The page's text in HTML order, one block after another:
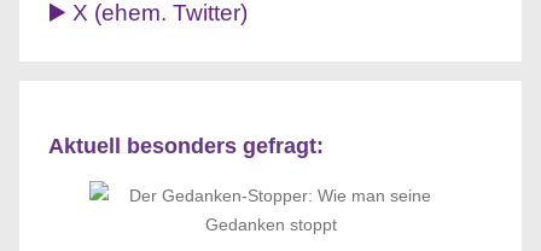
▶️ X (ehem. Twitter)
Aktuell besonders gefragt: